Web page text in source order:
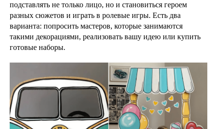
подставлять не только лицо, но и становиться героем
разных сюжетов и играть в ролевые игры. Есть два
варианта: попросить мастеров, которые занимаются
такими декорациями, реализовать вашу идею или купить
готовые наборы.